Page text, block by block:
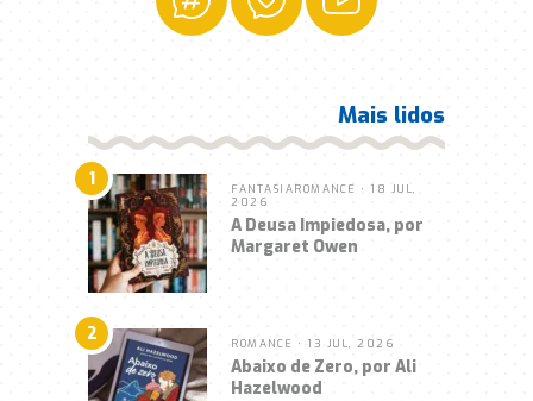
Mais lidos
1 FANTASIAROMANCE • 18 JUL,
2026
A Deusa Impiedosa, por
Margaret Owen
2 ROMANCE • 13 JUL, 2026
Abaixo de Zero, por Ali
Hazelwood